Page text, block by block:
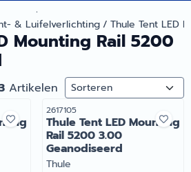
.
& Luifelverlichting/ Thule Tent LED
Mounting Rail 5200
Artikelen Sorteermethode
Artikelnummer
2617105
Thule Tent LED Mounting
Rail 5200 3.00
Geanodiseerd
Merk:
Thule